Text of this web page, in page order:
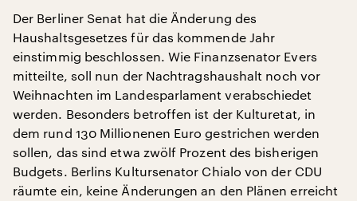
Der Berliner Senat hat die Änderung des
Haushaltsgesetzes für das kommende Jahr
einstimmig beschlossen. Wie Finanzsenator Evers
mitteilte, soll nun der Nachtragshaushalt noch vor
Weihnachten im Landesparlament verabschiedet
werden. Besonders betroffen ist der Kulturetat, in
dem rund 130 Millionenen Euro gestrichen werden
sollen, das sind etwa zwölf Prozent des bisherigen
Budgets. Berlins Kultursenator Chialo von der CDU
räumte ein, keine Änderungen an den Plänen erreicht